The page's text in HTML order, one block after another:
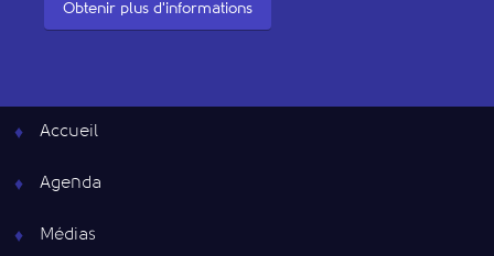
Obtenir plus d'informations
Accueil
Agenda
Médias